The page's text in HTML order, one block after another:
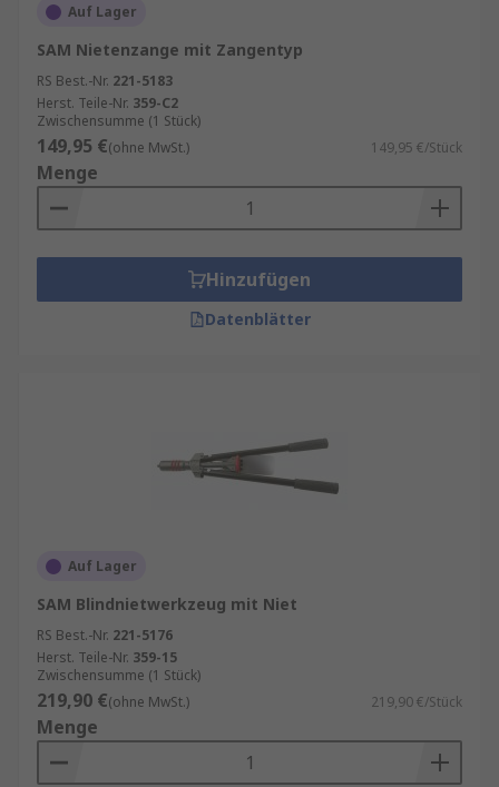
Auf Lager
SAM Nietenzange mit Zangentyp
RS Best.-Nr. 221-5183
Herst. Teile-Nr. 359-C2
Zwischensumme (1 Stück)
149,95 €(ohne MwSt.) 149,95 €/Stück
Menge
Hinzufügen
Datenblätter
Auf Lager
SAM Blindnietwerkzeug mit Niet
RS Best.-Nr. 221-5176
Herst. Teile-Nr. 359-15
Zwischensumme (1 Stück)
219,90 €(ohne MwSt.) 219,90 €/Stück
Menge